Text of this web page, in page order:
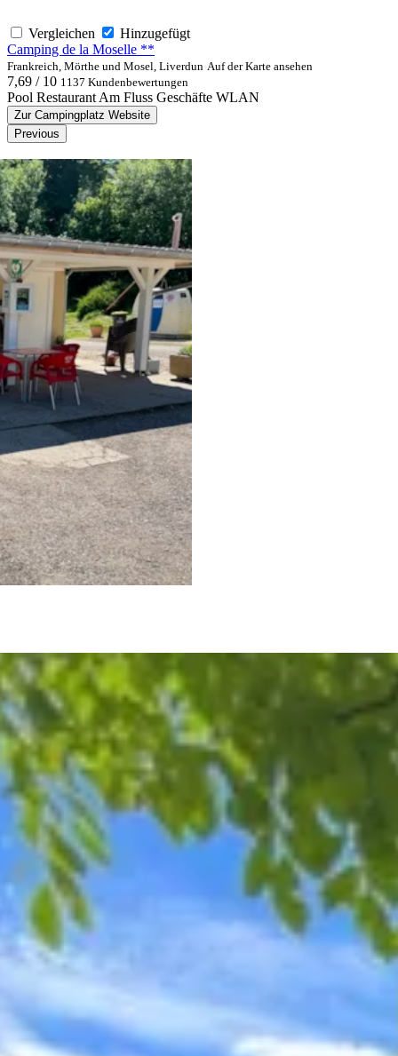
Vergleichen
Hinzugefügt
Camping de la Moselle **
Frankreich, Mörthe und Mosel, Liverdun Auf der Karte ansehen
7,69 / 10 1137 Kundenbewertungen
Pool RestaurantAm Fluss Geschäfte WLAN
Zur Campingplatz Website
Previous